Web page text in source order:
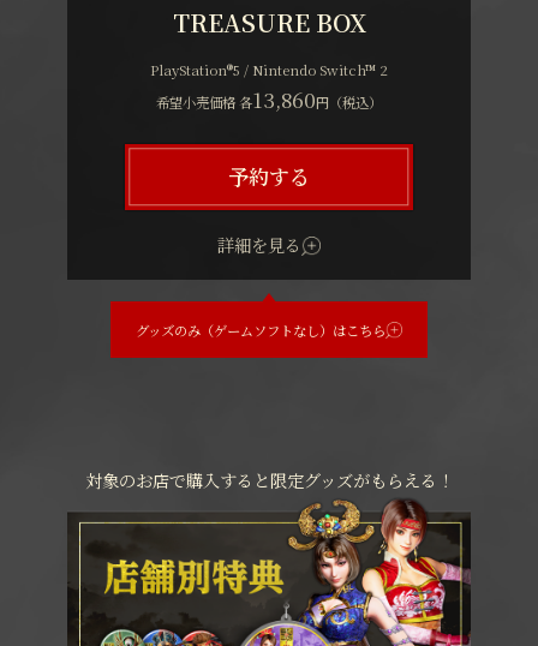
TREASURE BOX
PlayStation®5 / Nintendo Switch™ 2
希望小売価格 各13,860円（税込）
予約する
詳細を見る
グッズのみ（ゲームソフトなし）はこちら
対象のお店で購入すると限定グッズがもらえる！